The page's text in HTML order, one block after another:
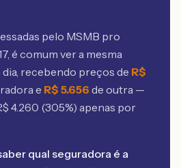
pelo MSMB pro
, é comum ver a mesma
recebendo preços de R$
e R$ 5.656 de outra —
4.260 (305%) apenas por
qual seguradora é a